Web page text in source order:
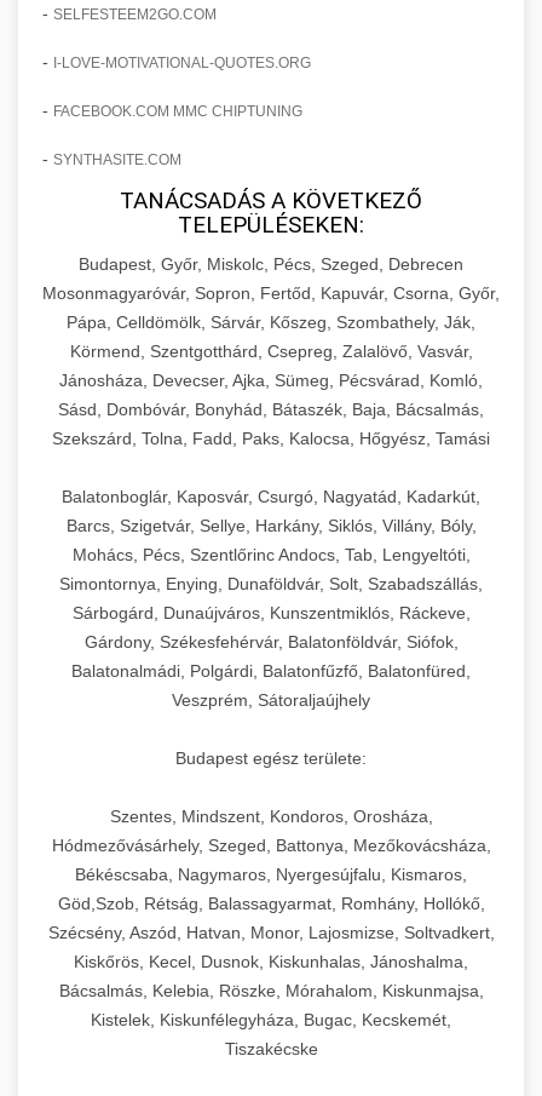
amelyek valós eredményeket hoznak.
szonyegtisztito.net
marketing stratégiai tervrajz
útjáról, bemutatva az utat a küzdő praxistól a
virágzó vállalkozásig 150%-os növekedéssel.
klinika átalakulási történet
Érdeklődés 150%-os Fokozása
Technikák és módszerek a páciensek
érdeklődésének és elkötelezettségének drámai
növeléséhez. Egy 150%-os fellendülési
esettanulmány gyakorlati betekintésekkel.
weboldal-keszites.co
elkötelezettség erősítési módszerek
🎮 19. AI Google Ads és Meta
Kampány Kezelés
Fejlett AI-alapú Google Ads és Meta hirdetési
kampánykezelés. Optimalizálja hirdetési
költségvetését gépi tanulással és
automatizálással.
aikampany.hu AI hirdetési automatizálás
🍞 20. Ipari Dagasztógép +
Professzionális ipari dagasztógépek és
tésztakeverő gépek pékségek és kereskedelmi
konyhák számára. Masszív konstrukció
megbízható teljesítményhez.
chef-iparikonyhagepek.hu
kereskedelmi tésztakeverő
🔪 21. Ipari Szeletelőgép +
Ipari hús- és sajtszeletelő gépek professzionális
élelmiszer-előkészítéshez. Precíziós vágás
állítható vastagság beállítással.
chef-iparikonyhagepek.hu
professzionális élelmiszer szeletelő
📦 22. Vákuumozó Gép +
Kereskedelmi vákuumcsomagoló berendezések
élelmiszerek tartósításához. Hosszabbítsa a
szavatossági időt és tartsa meg a termék
frissességét.
🎁 23. Vákuumfóliázó Gép +
Ipari vákuumfóliázó gépek professzionális
Hatékony lezárási és tartósítási megoldások.
chef-iparikonyhagepek.hu
kereskedelmi csomagoló gép
professzionális konyhák számára. Nagy
kapacitású sütő- és főzőberendezés precíz
hőmérséklet-szabályozással.
chef-iparikonyhagepek.hu
kereskedelmi sütősütő
❄️ 25. Ipari Hűtőszekrény +
Professzionális hűtőegységek és hűtőkamrák
kereskedelmi konyhák számára.
Energiahatékony hűtési megoldások nagy
kapacitással.
chef-iparikonyhagepek.hu
💧 26. Ipari Mosogatógép +
Kereskedelmi mosogatóberendezések nagy
forgalmú éttermi műveletekhez. Gyors tisztítási
ciklusok fertőtlenítési képességekkel.
🧀 27. Ipari Sajtreszelő Gép +
- SELFESTEEM2GO.COM
- I-LOVE-MOTIVATIONAL-QUOTES.ORG
- FACEBOOK.COM MMC CHIPTUNING
- SYNTHASITE.COM
TANÁCSADÁS A KÖVETKEZŐ
TELEPÜLÉSEKEN:
Budapest, Győr, Miskolc, Pécs, Szeged, Debrecen
Mosonmagyaróvár, Sopron, Fertőd, Kapuvár, Csorna, Győr,
Pápa, Celldömölk, Sárvár, Kőszeg, Szombathely, Ják,
Körmend, Szentgotthárd, Csepreg, Zalalövő, Vasvár,
Jánosháza, Devecser, Ajka, Sümeg, Pécsvárad, Komló,
Sásd, Dombóvár, Bonyhád, Bátaszék, Baja, Bácsalmás,
Szekszárd, Tolna, Fadd, Paks, Kalocsa, Hőgyész, Tamási
Balatonboglár, Kaposvár, Csurgó, Nagyatád, Kadarkút,
Barcs, Szigetvár, Sellye, Harkány, Siklós, Villány, Bóly,
Mohács, Pécs, Szentlőrinc Andocs, Tab, Lengyeltóti,
Simontornya, Enying, Dunaföldvár, Solt, Szabadszállás,
Sárbogárd, Dunaújváros, Kunszentmiklós, Ráckeve,
Gárdony, Székesfehérvár, Balatonföldvár, Siófok,
Balatonalmádi, Polgárdi, Balatonfűzfő, Balatonfüred,
Veszprém, Sátoraljaújhely
Budapest egész területe:
Szentes, Mindszent, Kondoros, Orosháza,
Hódmezővásárhely, Szeged, Battonya, Mezőkovácsháza,
Békéscsaba, Nagymaros, Nyergesújfalu, Kismaros,
Göd,Szob, Rétság, Balassagyarmat, Romhány, Hollókő,
Szécsény, Aszód, Hatvan, Monor, Lajosmizse, Soltvadkert,
Kiskőrös, Kecel, Dusnok, Kiskunhalas, Jánoshalma,
Bácsalmás, Kelebia, Röszke, Mórahalom, Kiskunmajsa,
Kistelek, Kiskunfélegyháza, Bugac, Kecskemét,
Tiszakécske